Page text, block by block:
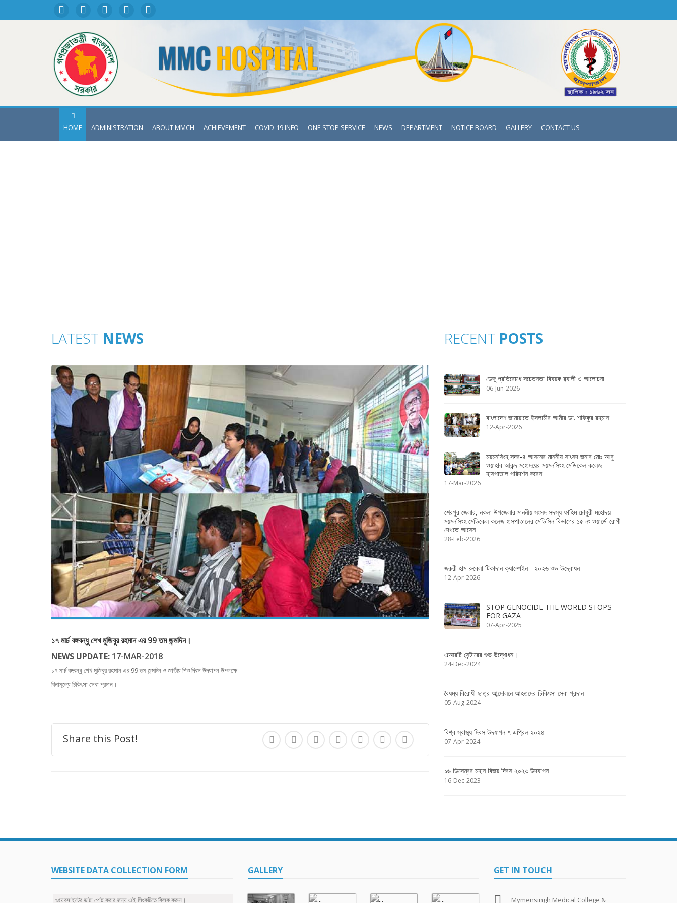
HOME ADMINISTRATION ABOUT MMCH ACHIEVEMENT COVID-19 INFO ONE STOP SERVICE NEWS DEPARTMENT NOTICE BOARD GALLERY CONTACT US
LATEST NEWS
১৭ মার্চ বঙ্গবন্ধু শেখ মুজিবুর রহমান এর 99 তম জন্মদিন।
NEWS UPDATE: 17-MAR-2018
১৭ মার্চ বঙ্গবন্ধু শেখ মুজিবুর রহমান এর 99 তম জন্মদিন ও জাতীয় শিশু দিবস উদযাপন উপলক্ষে
বিনামূল্যে চিকিৎসা সেবা প্রদান।
Share this Post!
RECENT POSTS
ডেঙ্গু প্রতিরোধে সচেতনতা বিষয়ক র‌্যালী ও আলোচনা
06-Jun-2026
বাংলাদেশ জামায়াতে ইসলামীর আমীর ডা. শফিকুর রহমান
12-Apr-2026
ময়মনসিংহ সদর-৪ আসনের মাননীয় সাংসদ জনাব মোঃ আবু
ওয়াহাব আকন্দ মহোদয়ের ময়মনসিংহ মেডিকেল কলেজ
হাসপাতাল পরিদর্শন করেন
17-Mar-2026
শেরপুর জেলার, নকলা উপজেলার মাননীয় সংসদ সদস্য ফাহিম চৌধুরী মহোদয়
ময়মনসিংহ মেডিকেল কলেজ হাসপাতালের মেডিসিন বিভাগের ১৫ নং ওয়ার্ডে রোগী
দেখতে আসেন
28-Feb-2026
জরুরী হাম-রুবেলা টিকাদান ক্যাম্পেইন - ২০২৬ শুভ উদ্বোধন
12-Apr-2026
STOP GENOCIDE THE WORLD STOPS
FOR GAZA
07-Apr-2025
এআরটি সেন্টারের শুভ উদ্ধোধন।
24-Dec-2024
বৈষম্য বিরোধী ছাত্র আন্দোলনে আহতদের চিকিৎসা সেবা প্রদান
05-Aug-2024
বিশ্ব স্বাস্থ্য দিবস উদযাপন ৭ এপ্রিল ২০২৪
07-Apr-2024
১৬ ডিসেম্বর মহান বিজয় দিবস ২০২৩ উদযাপন
16-Dec-2023
WEBSITE DATA COLLECTION FORM
ওয়েবসাইটের ডাটা পোষ্ট করার জন্য এই লিংকটিতে ক্লিক করুন।
GALLERY GET IN TOUCH
Mymensingh Medical College &